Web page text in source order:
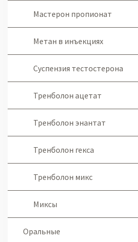
Мастерон пропионат
Метан в инъекциях
Суспензия тестостерона
Тренболон ацетат
Тренболон энантат
Тренболон гекса
Тренболон микс
Миксы
Оральные